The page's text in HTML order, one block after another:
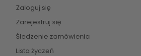
Zaloguj się
Zarejestruj się
Śledzenie zamówienia
Lista życzeń